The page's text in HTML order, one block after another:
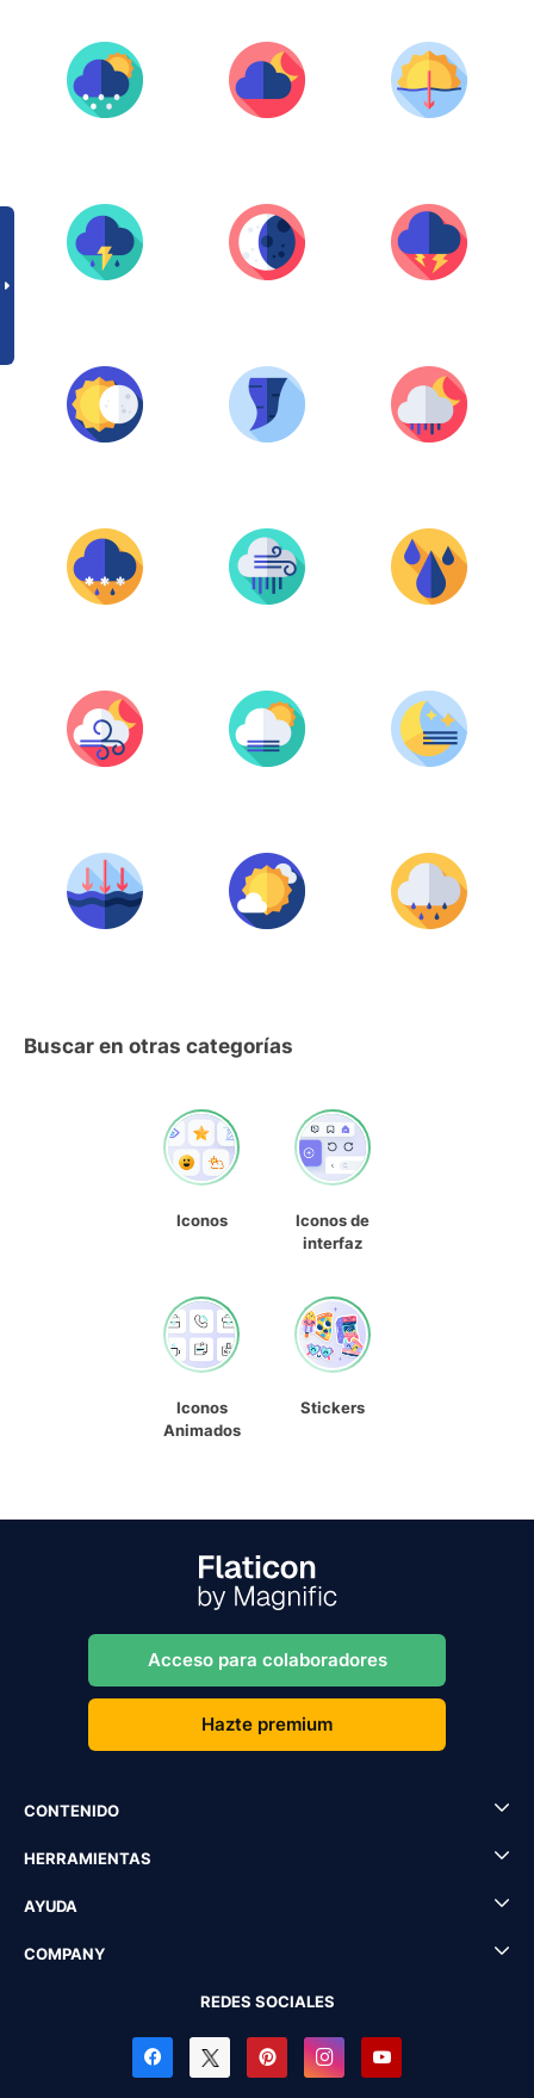
Buscar en otras categorías
Iconos
Iconos de
interfaz
Iconos
Animados
Stickers
Acceso para colaboradores
Hazte premium
CONTENIDO
HERRAMIENTAS
AYUDA
COMPANY
REDES SOCIALES